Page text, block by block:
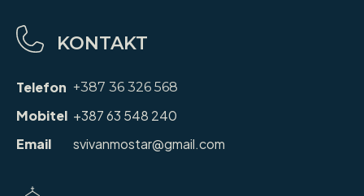
KONTAKT
Telefon +387 36 326 568
Mobitel +387 63 548 240
Email
svivanmostar@gmail.com